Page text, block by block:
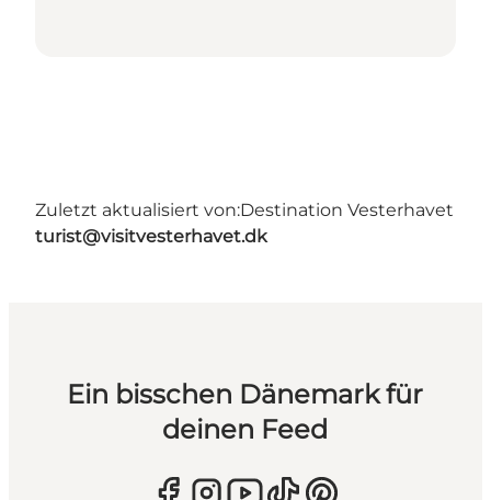
Zuletzt aktualisiert von:Destination Vesterhavet
turist@visitvesterhavet.dk
Ein bisschen Dänemark für
deinen Feed